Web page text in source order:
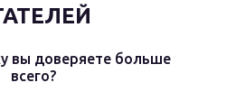
вы доверяете больше
всего?